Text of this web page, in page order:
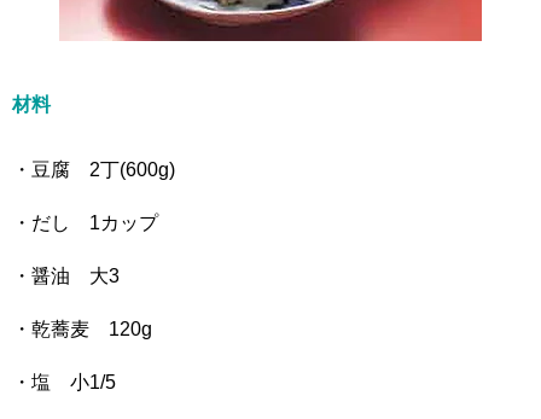
材料
・豆腐 2丁(600g)
・だし 1カップ
・醤油 大3
・乾蕎麦 120g
・塩 小1/5